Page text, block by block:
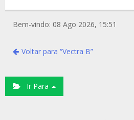
Bem-vindo: 08 Ago 2026, 15:51
Voltar para “Vectra B”
Ir Para